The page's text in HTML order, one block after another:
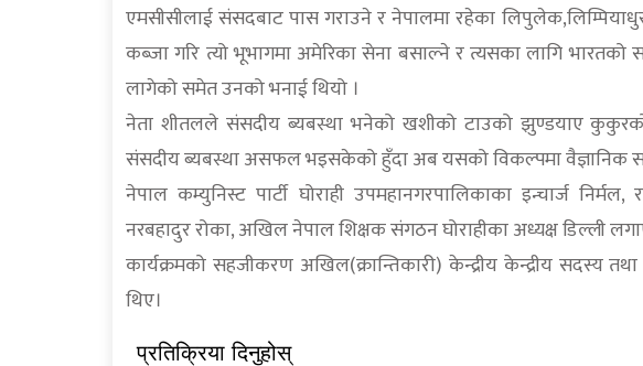
एमसीसीलाई संसदबाट पास गराउने र नेपालमा रहेका
कब्जा गरि त्यो भूभागमा अमेरिका सेना बसाल्ने र त्यसका लागि भारतको
लागेको समेत उनको भनाई थियो ।
नेता शीतलले संसदीय ब्यबस्था भनेको खशीको टाउको झुण्डयाए
संसदीय ब्यबस्था असफल भइसकेको हुँदा अब यसको विकल्पमा वैज्ञानिक
नेपाल कम्युनिस्ट पार्टी घोराही उपमहानगरपालिकाका इन्चार्ज निर्मल,
नरबहादुर रोका, अखिल नेपाल शिक्षक संगठन घोराहीका अध्यक्ष डिल्ली
कार्यक्रमको सहजीकरण अखिल(क्रान्तिकारी) केन्द्रीय केन्द्रीय सदस्य
थिए।
प्रतिक्रिया दिनुहोस्